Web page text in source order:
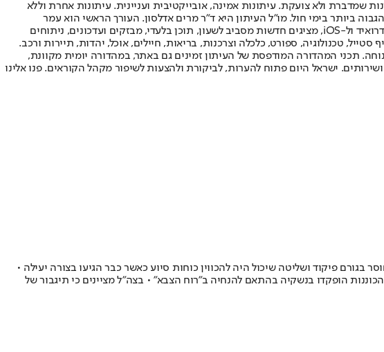
שמדברת ולא צועקת. עיתונות אמינה, אובייקטיבית ועניינית. עיתונות אחרת וללא
לעיתון הישראלי בעל שיעור החשיפה הגבוה ביותר בימי חול. מו"ל העיתון היא ד"ר מרים אדלסון. העורך הראשי הוא עמר
לחמנוביץ, והעורך המייסד הוא עמוס רגב. אתרי האינטרנט של "ישראל היום" בעברית ובאנגלית, כמו כן היישומונים (אפליקציות) לאנדרואיד ול-iOS, מציגים חדשות מסביב לשעון, תוכן בלעדי, מבזקים ועדכונים, ניתוחים
טכנולוגיה, ספורט, כלכלה וצרכנות, בריאות, חיילים, אוכל, יהדות, תיירות ורכב.
תכני המהדורה המודפסת של העיתון זמינים גם באתר, במהדורה יומית מקוונת,
ישראל היום פתוח להערות, לביקורת ולהצעות לשיפור מקהל הקוראים. פנו אלינו
אדם נחטפו לעזה • מהלקחים עולה חוסר בגורם פיקוד ושליטה שיכול היה להכווין כוחות סיוע כאשר כבר הגיעו בצורה יעילה •
הופקדו בנשקיה בהתאם להנחיה ב"רוח הצבא" • בצה"ל מציינים כי תיגבור של